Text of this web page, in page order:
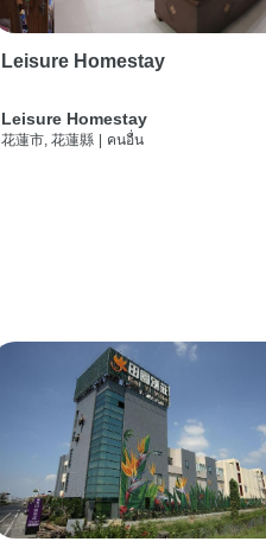
Leisure Homestay
Leisure Homestay
花蓮市, 花蓮縣 คนอื่น